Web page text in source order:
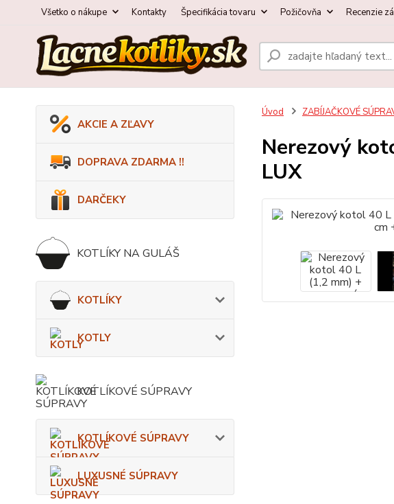
Všetko o nákupe Kontakty Špecifikácia tovaru Požičovňa Recenzie
AKCIE A ZĽAVY
DOPRAVA ZDARMA !!
DARČEKY
KOTLÍKY NA GULÁŠ
KOTLÍKY
KOTLY
KOTLÍKOVÉ SÚPRAVY
KOTLÍKOVÉ SÚPRAVY
LUXUSNÉ SÚPRAVY
Úvod ZABÍJAČKOVÉ
Nerezový
LUX